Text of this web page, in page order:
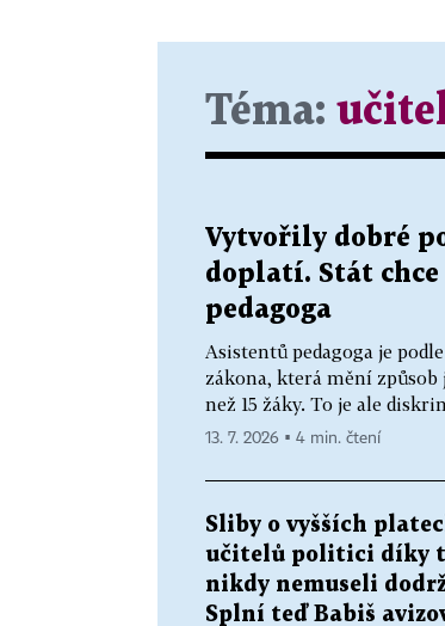
Téma:
Vytvořily dobré
doplatí. Stát
pedagoga
Asistentů pedagoga je
zákona, která mění
než 15 žáky. To je ale
13. 7. 2026 ▪ 4 min. čtení
Sliby o vyšších
učitelů politici díky
nikdy nemuseli
Splní teď Babiš